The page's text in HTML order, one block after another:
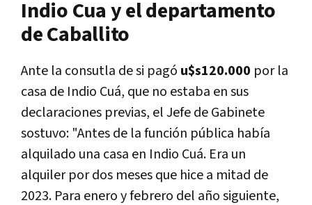
Indio Cua y el departamento
de Caballito
Ante la consutla de si pagó u$s120.000 por la
casa de Indio Cuá, que no estaba en sus
declaraciones previas, el Jefe de Gabinete
sostuvo: "Antes de la función pública había
alquilado una casa en Indio Cuá. Era un
alquiler por dos meses que hice a mitad de
2023. Para enero y febrero del año siguiente,